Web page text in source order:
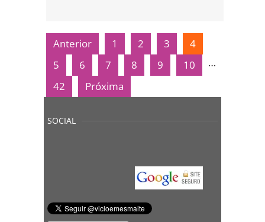
Anterior 1 2 3
4
5
6 7 8 9 10
…
42
Próxima
SOCIAL